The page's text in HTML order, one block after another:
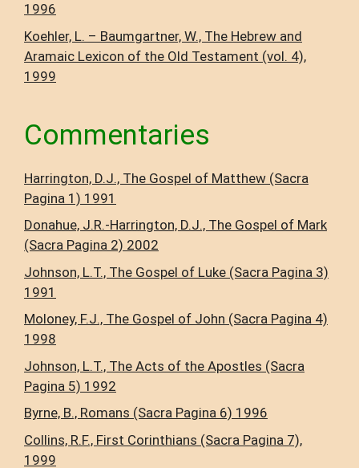
1996
Koehler, L. – Baumgartner, W., The Hebrew and
Aramaic Lexicon of the Old Testament (vol. 4),
1999
Commentaries
Harrington, D.J., The Gospel of Matthew (Sacra
Pagina 1) 1991
Donahue, J.R.-Harrington, D.J., The Gospel of Mark
(Sacra Pagina 2) 2002
Johnson, L.T., The Gospel of Luke (Sacra Pagina 3)
1991
Moloney, F.J., The Gospel of John (Sacra Pagina 4)
1998
Johnson, L.T., The Acts of the Apostles (Sacra
Pagina 5) 1992
Byrne, B., Romans (Sacra Pagina 6) 1996
Collins, R.F., First Corinthians (Sacra Pagina 7),
1999